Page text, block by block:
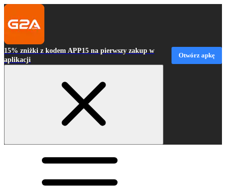
15% zniżki z kodem APP15 na pierwszy zakup w
aplikacji
Otwórz apkę